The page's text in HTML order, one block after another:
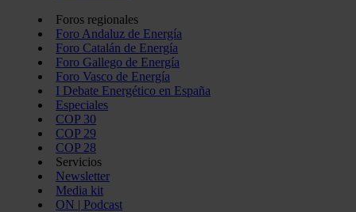
Foros regionales
Foro Andaluz de Energía
Foro Catalán de Energía
Foro Gallego de Energía
Foro Vasco de Energía
I Debate Energético en España
Especiales
COP 30
COP 29
COP 28
Servicios
Newsletter
Media kit
ON | Podcast